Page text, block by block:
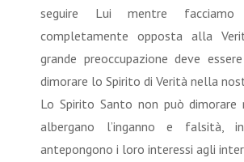
seguire Lui mentre
completamente opposta alla
grande preoccupazione deve
dimorare lo Spirito di Verità nella
Lo Spirito Santo non può dimorare
albergano l’inganno e falsità,
antepongono i loro interessi agli